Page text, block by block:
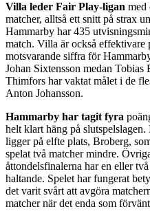
Villa leder Fair Play-ligan med
matcher, alltså ett snitt på strax
Hammarby har 435
match. Villa är också effektivare
motsvarande siffra för
Johan Sixtensson medan Tobias
Thimfors har vaktat målet i de
Anton Johansson.
Hammarby har tagit fyra
helt klart häng på
ligger på elfte plats, Broberg,
spelat två matcher mindre.
åttondelsfinalerna har en eller
haltande. Spelet har fungerat
det varit svårt att avgöra
matcher när det enda som